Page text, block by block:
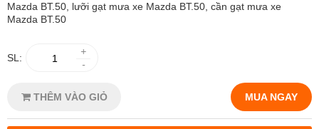
Mazda BT.50, lưỡi gạt mưa xe Mazda BT.50, cần gạt mưa xe
Mazda BT.50
SL:
+
-
THÊM VÀO GIỎ MUA NGAY